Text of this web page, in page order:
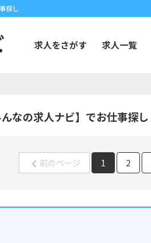
探し
求人をさがす 求人一覧
なの求人ナビ】でお仕事探し
前のページ 1 2